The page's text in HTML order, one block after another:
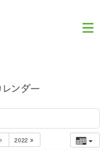
2022